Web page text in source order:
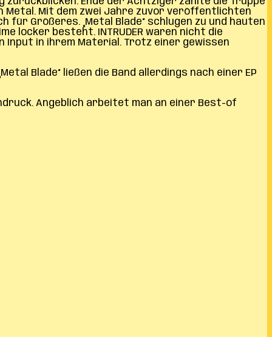
Metal. Mit dem zwei Jahre zuvor veröffentlichten
für Größeres. „Metal Blade“ schlugen zu und hauten
locker besteht. INTRUDER waren nicht die
Input in ihrem Material. Trotz einer gewissen
Blade“ ließen die Band allerdings nach einer EP
Angeblich arbeitet man an einer Best-of